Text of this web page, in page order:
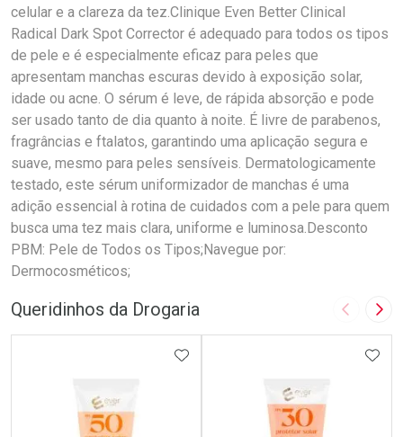
celular e a clareza da tez.Clinique Even Better Clinical
Radical Dark Spot Corrector é adequado para todos os tipos
de pele e é especialmente eficaz para peles que
apresentam manchas escuras devido à exposição solar,
idade ou acne. O sérum é leve, de rápida absorção e pode
ser usado tanto de dia quanto à noite. É livre de parabenos,
fragrâncias e ftalatos, garantindo uma aplicação segura e
suave, mesmo para peles sensíveis. Dermatologicamente
testado, este sérum uniformizador de manchas é uma
adição essencial à rotina de cuidados com a pele para quem
busca uma tez mais clara, uniforme e luminosa.Desconto
PBM: Pele de Todos os Tipos;Navegue por:
Dermocosméticos;
Queridinhos da Drogaria Imagem
ADICIONAR AOS FAVORITOS